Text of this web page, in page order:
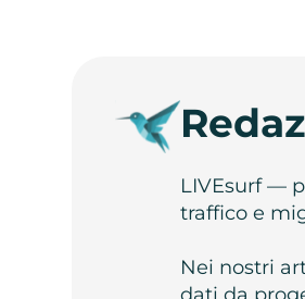
LIVEsurf —
traffico e
Nei nostri